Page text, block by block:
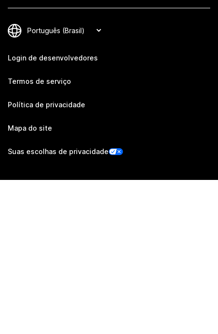
Login de desenvolvedores
Termos de serviço
Política de privacidade
Mapa do site
Suas escolhas de privacidade